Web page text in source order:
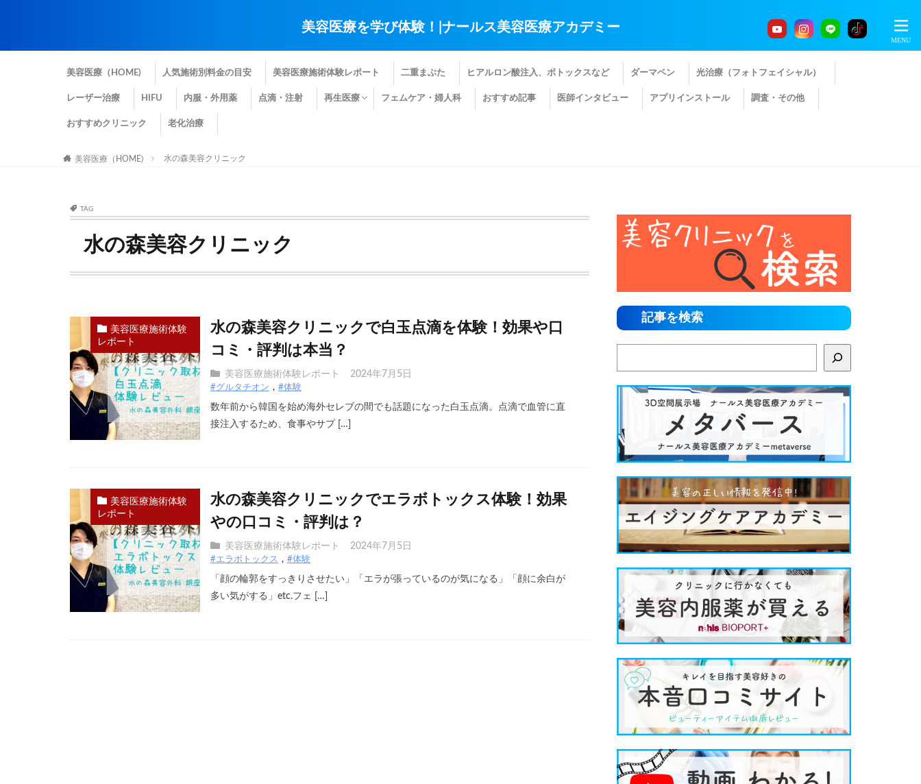
美容医療を学び体験！|ナールス美容医療アカデミー
美容医療（HOME) 人気施術別料金の目安 美容医療施術体験レポート 二重まぶた ヒアルロン酸注入、ボトックスなど ダーマペン 光治療（フォトフェイシャル）
レーザー治療 HIFU 内服・外用薬 点滴・注射 再生医療 フェムケア・婦人科 おすすめ記事 医師インタビュー アプリインストール 調査・その他
おすすめクリニック 老化治療
美容医療（HOME) 水の森美容クリニック
TAG
水の森美容クリニック
美容医療施術体験
レポート
水の森美容クリニックで白玉点滴を体験！効果や口
コミ・評判は本当？
美容医療施術体験レポート 2024年7月5日
#グルタチオン #体験
数年前から韓国を始め海外セレブの間でも話題になった白玉点滴。点滴で血管に直
接注入するため、食事やサプ […]
美容医療施術体験
レポート
水の森美容クリニックでエラボトックス体験！効果
やの口コミ・評判は？
美容医療施術体験レポート 2024年7月5日
#エラボトックス #体験
「顔の輪郭をすっきりさせたい」「エラが張っているのが気になる」「顔に余白が
多い気がする」etc.フェ […]
記事を検索